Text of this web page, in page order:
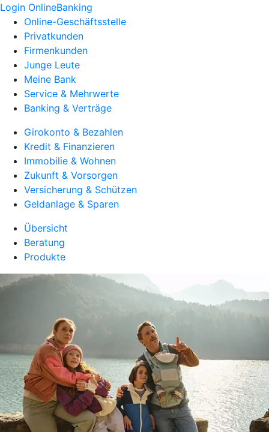
Login OnlineBanking
Online-Geschäftsstelle
Privatkunden
Firmenkunden
Junge Leute
Meine Bank
Service & Mehrwerte
Banking & Verträge
Girokonto & Bezahlen
Kredit & Finanzieren
Immobilie & Wohnen
Zukunft & Vorsorgen
Versicherung & Schützen
Geldanlage & Sparen
Übersicht
Beratung
Produkte